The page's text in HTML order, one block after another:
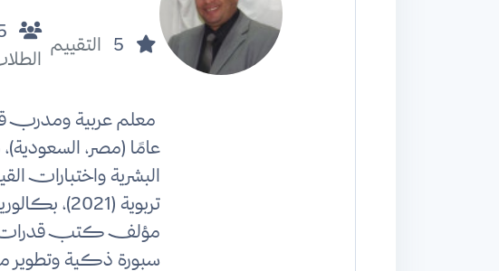
5 التقييم
عامًا (مصر،
البشرية واختبارات
تربوية
مؤلف كتب قدرات،
سبورة ذكية وتطوير